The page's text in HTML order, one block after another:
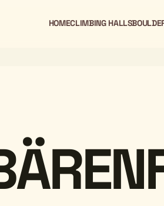
HOMECLIMBING HALLS